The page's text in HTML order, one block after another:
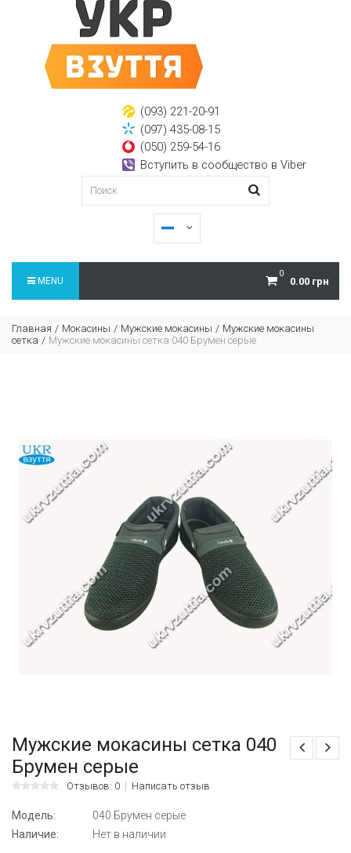
(093) 221-20-91
(097) 435-08-15
(050) 259-54-16
Вступить в сообщество в Viber
0
0.00 грн
MENU
Главная Мокасины Мужские мокасины
Мужские мокасины
сетка
Мужские мокасины сетка 040 Брумен серые
Мужские мокасины сетка 040
Брумен серые
Отзывов: 0 Написать отзыв
Модель:
040 Брумен серые
Наличие:
Нет в наличии